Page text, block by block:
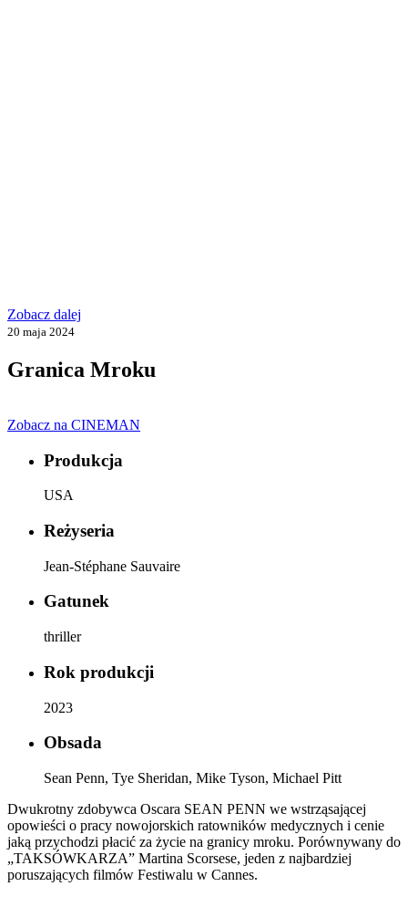
Zobacz dalej
20 maja 2024
Granica Mroku
Zobacz na CINEMAN
Produkcja
USA
Reżyseria
Jean-Stéphane Sauvaire
Gatunek
thriller
Rok produkcji
2023
Obsada
Sean Penn, Tye Sheridan, Mike Tyson, Michael Pitt
Dwukrotny zdobywca Oscara SEAN PENN we wstrząsającej
opowieści o pracy nowojorskich ratowników medycznych i cenie
jaką przychodzi płacić za życie na granicy mroku. Porównywany do
„TAKSÓWKARZA” Martina Scorsese, jeden z najbardziej
poruszających filmów Festiwalu w Cannes.